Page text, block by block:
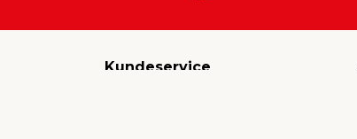
Kundeservice